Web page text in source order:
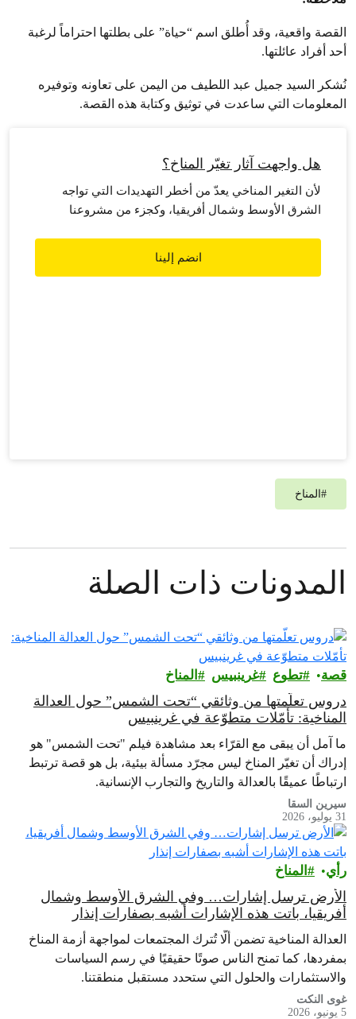
القصة واقعية، وقد أُطلق اسم “حياة” على بطلتها احتراماً لرغبة
أحد أفراد عائلتها.
نُشكر السيد جميل عبد اللطيف من اليمن على تعاونه وتوفيره
المعلومات التي ساعدت في توثيق وكتابة هذه القصة.
هل واجهت آثار تغيّر المناخ؟
لأن التغير المناخي يعدّ من أخطر التهديدات التي تواجه
الشرق الأوسط وشمال أفريقيا، وكجزء من مشروعنا
على التغيرات من حولهم، تلك التي تسبَّبَ بها الاحترار
انضم إلينا
# المناخ
المدونات ذات الصلة
قصة تطوع غرينبيس‎ المناخ
دروس تعلّمتها من وثائقي “تحت الشمس” حول العدالة
المناخية: تأمّلات متطوّعة في غرينبيس
ما آمل أن يبقى مع القرّاء بعد مشاهدة فيلم "تحت الشمس" هو
إدراك أن تغيّر المناخ ليس مجرّد مسألة بيئية، بل هو قصة ترتبط
ارتباطًا عميقًا بالعدالة والتاريخ والتجارب الإنسانية.
سيرين السقا
31 يوليو، 2026
رأي‎ المناخ
الأرض ترسل إشارات… وفي الشرق الأوسط وشمال
أفريقيا، باتت هذه الإشارات أشبه بصفارات إنذار
العدالة المناخية تضمن ألّا تُترك المجتمعات لمواجهة أزمة المناخ
بمفردها، كما تمنح الناس صوتًا حقيقيًا في رسم السياسات
والاستثمارات والحلول التي ستحدد مستقبل منطقتنا.
غوى النكت
5 يونيو، 2026